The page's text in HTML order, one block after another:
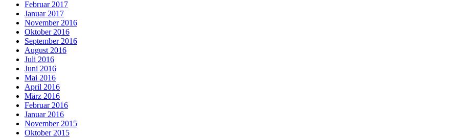
Februar 2017
Januar 2017
November 2016
Oktober 2016
September 2016
August 2016
Juli 2016
Juni 2016
Mai 2016
April 2016
März 2016
Februar 2016
Januar 2016
November 2015
Oktober 2015